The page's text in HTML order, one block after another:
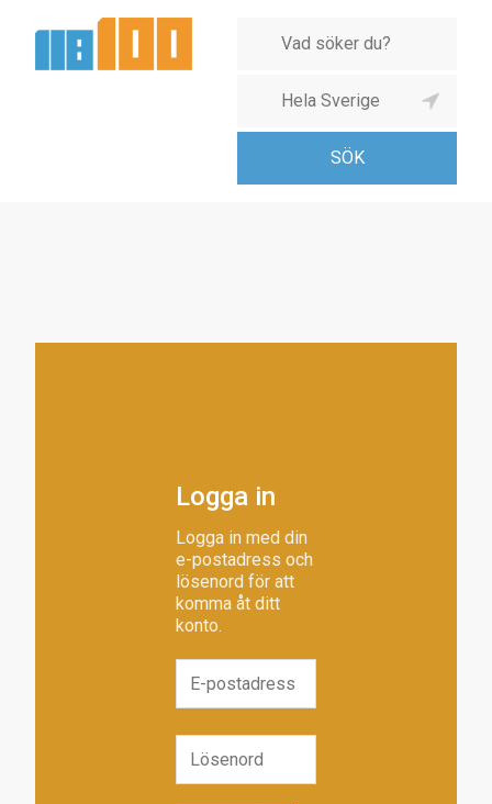
Logga in
Logga in med din
e-postadress och
lösenord för att
komma åt ditt
konto.